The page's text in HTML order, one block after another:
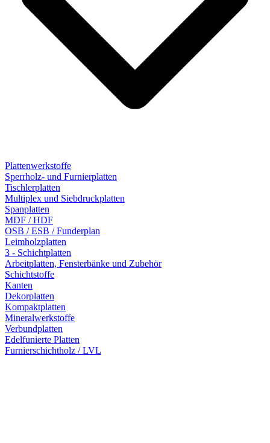
Plattenwerkstoffe
Sperrholz- und Furnierplatten
Tischlerplatten
Multiplex und Siebdruckplatten
Spanplatten
MDF / HDF
OSB / ESB / Funderplan
Leimholzplatten
3 - Schichtplatten
Arbeitplatten, Fensterbänke und Zubehör
Schichtstoffe
Kanten
Dekorplatten
Kompaktplatten
Mineralwerkstoffe
Verbundplatten
Edelfunierte Platten
Furnierschichtholz / LVL